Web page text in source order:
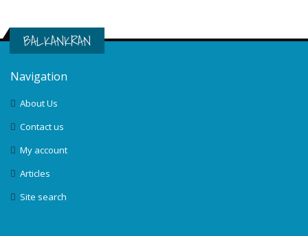
BALKANKRAN
Navigation
About Us
Contact us
My account
Articles
Site search